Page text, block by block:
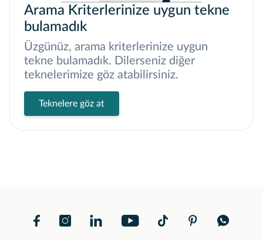
Arama Kriterlerinize uygun tekne
bulamadık
Üzgünüz, arama kriterlerinize uygun
tekne bulamadık. Dilerseniz diğer
teknelerimize göz atabilirsiniz.
Teknelere göz at